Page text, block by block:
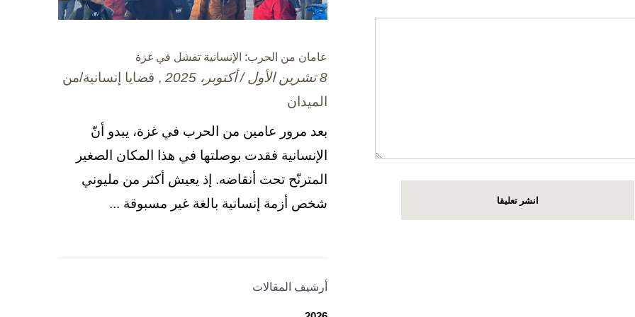
عامان من الحرب: الإنسانية تفشل في غزة
8 تشرين الأول / أكتوبر، 2025
, قضايا إنسانية/من
الميدان
بعد مرور عامين من الحرب في غزة، يبدو أنّ
الإنسانية فقدت بوصلتها في هذا المكان الصغير
المترنّح تحت أنقاضه. إذ يعيش أكثر من مليوني
شخص أزمة إنسانية بالغة غير مسبوقة ...
أرشيف المقالات